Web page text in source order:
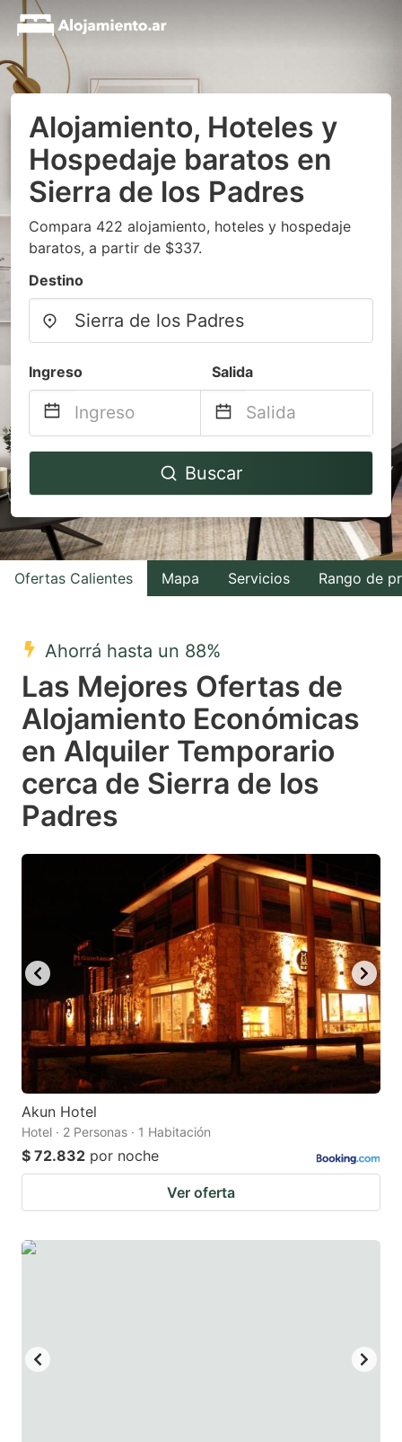
Alojamiento, Hoteles y
Hospedaje baratos en
Sierra de los Padres
Compara 422 alojamiento, hoteles y hospedaje
baratos, a partir de $337.
Destino
Ingreso Salida
Navigate
to
interact
with
the
select
a
date.
Press
question
mark
key
keyboard
shortcuts
for
changing
dates.
Navigate
to
interact
with
the
a
date.
Press
the
question
key
to
get
the
keyboard
shortcuts
for
changing
dates.
Buscar
Ofertas Calientes Mapa Servicios Rango de
Ahorrá hasta un 88%
Las Mejores Ofertas de
Alojamiento Económicas
en Alquiler Temporario
cerca de Sierra de los
Padres
Akun Hotel
Hotel · 2 Personas · 1 Habitación
$ 72.832 por noche
Ver oferta